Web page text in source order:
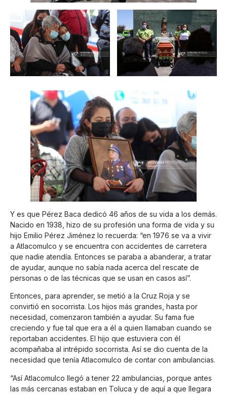
Y es que Pérez Baca dedicó 46 años de su vida a los demás.
Nacido en 1938, hizo de su profesión una forma de vida y su
hijo Emilio Pérez Jiménez lo recuerda: “en 1976 se va a vivir
a Atlacomulco y se encuentra con accidentes de carretera
que nadie atendía. Entonces se paraba a abanderar, a tratar
de ayudar, aunque no sabía nada acerca del rescate de
personas o de las técnicas que se usan en casos así”.
Entonces, para aprender, se metió a la Cruz Roja y se
convirtió en socorrista. Los hijos más grandes, hasta por
necesidad, comenzaron también a ayudar. Su fama fue
creciendo y fue tal que era a él a quien llamaban cuando se
reportaban accidentes. El hijo que estuviera con él
acompañaba al intrépido socorrista. Así se dio cuenta de la
necesidad que tenía Atlacomulco de contar con ambulancias.
“Así Atlacomulco llegó a tener 22 ambulancias, porque antes
las más cercanas estaban en Toluca y de aquí a que llegara